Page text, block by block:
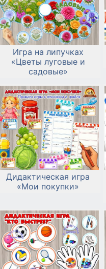
Игра на липучках
«Цветы луговые и
садовые»
Дидактическая игра
«Мои покупки»